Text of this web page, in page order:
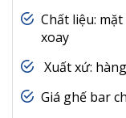
Chất liệu:
xoay
Xuất xứ:
Giá ghế bar